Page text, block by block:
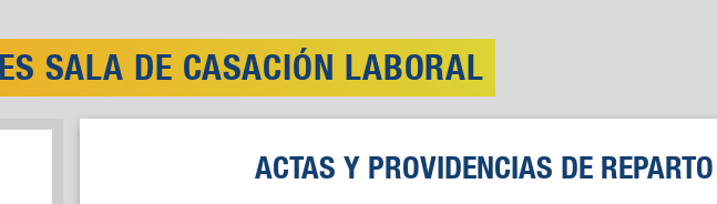
SALA DE CASACIÓN LABORAL
ACTAS Y PROVIDENCIAS DE